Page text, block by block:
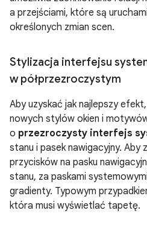
a przejściami, które są
określonych zmian scen.
Stylizacja interfejsu
w półprzezroczystym
Aby uzyskać jak najlepszy
nowych stylów okien i
o przezroczysty interfejs
stanu i pasek nawigacyjny. Aby
przycisków na pasku
stanu, za paskami
gradienty. Typowym
która musi wyświetlać tapetę.